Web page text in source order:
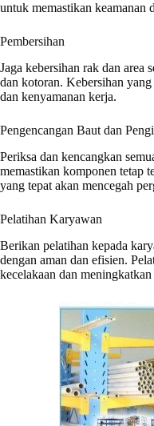
untuk memastikan keamanan
Pembersihan
Jaga kebersihan rak dan area
dan kotoran. Kebersihan
dan kenyamanan kerja.
Pengencangan Baut dan
Periksa dan kencangkan
memastikan komponen tetap
yang tepat akan mencegah
Pelatihan Karyawan
Berikan pelatihan kepada
dengan aman dan efisien.
kecelakaan dan